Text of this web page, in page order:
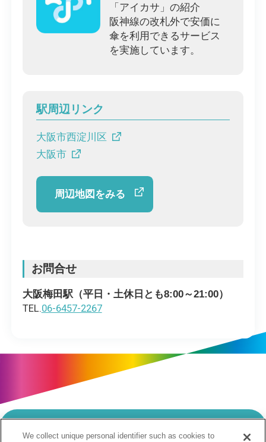
「アイカサ」の紹介
阪神線の改札外で安価に
傘を利用できるサービス
を実施しています。
駅周辺リンク
大阪市西淀川区
大阪市
周辺地図をみる
お問合せ
大阪梅田駅（平日・土休日とも8:00～21:00）
TEL.06-6457-2267
We collect unique personal identifier such as cookies to